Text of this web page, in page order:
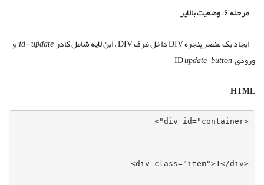
مرحله ۶ – وضعیت بالاپر
ایجاد یک عنصر پنجره DIV داخل ظرف DIV . این لایه شامل کادر id=’update’و
ورودی IDupdate_button
HTML
<div id="container">
<div class="item">1</div>